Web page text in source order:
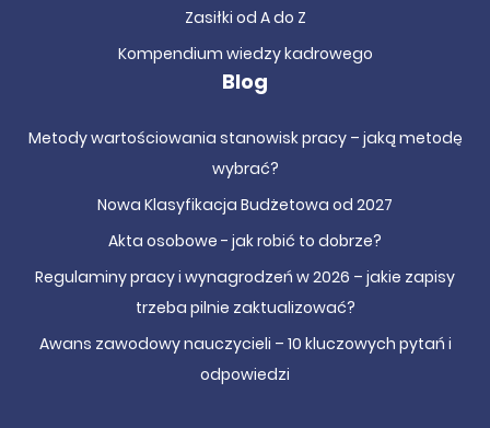
Zasiłki od A do Z
Kompendium wiedzy kadrowego
Blog
Metody wartościowania stanowisk pracy – jaką metodę
wybrać?
Nowa Klasyfikacja Budżetowa od 2027
Akta osobowe - jak robić to dobrze?
Regulaminy pracy i wynagrodzeń w 2026 – jakie zapisy
trzeba pilnie zaktualizować?
Awans zawodowy nauczycieli – 10 kluczowych pytań i
odpowiedzi